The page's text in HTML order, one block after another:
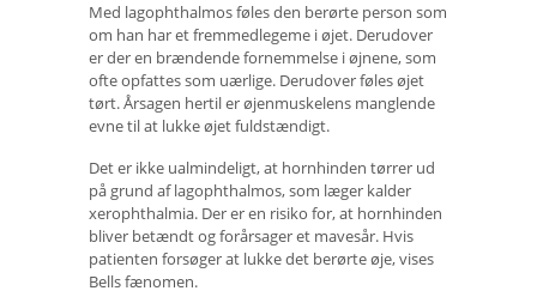
Med lagophthalmos føles den berørte person som
om han har et fremmedlegeme i øjet. Derudover
er der en brændende fornemmelse i øjnene, som
ofte opfattes som uærlige. Derudover føles øjet
tørt. Årsagen hertil er øjenmuskelens manglende
evne til at lukke øjet fuldstændigt.
Det er ikke ualmindeligt, at hornhinden tørrer ud
på grund af lagophthalmos, som læger kalder
xerophthalmia. Der er en risiko for, at hornhinden
bliver betændt og forårsager et mavesår. Hvis
patienten forsøger at lukke det berørte øje, vises
Bells fænomen.